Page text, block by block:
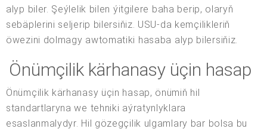
alyp biler. Şeýlelik bilen ýitgilere baha berip, olaryň
sebäplerini seljerip bilersiňiz. USU-da kemçilikleriň
öwezini dolmagy awtomatiki hasaba alyp bilersiňiz.
Önümçilik kärhanasy üçin hasap
Önümçilik kärhanasy üçin hasap, önümiň hil
standartlaryna we tehniki aýratynlyklara
esaslanmalydyr. Hil gözegçilik ulgamlary bar bolsa bu